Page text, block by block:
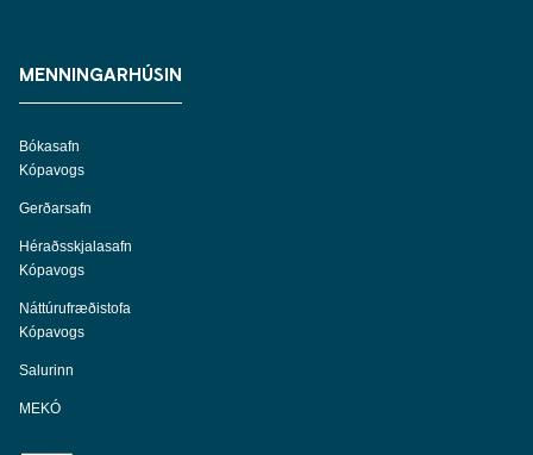
MENNINGARHÚSIN
Bókasafn
Kópavogs
Gerðarsafn
Héraðsskjalasafn
Kópavogs
Náttúrufræðistofa
Kópavogs
Salurinn
MEKÓ